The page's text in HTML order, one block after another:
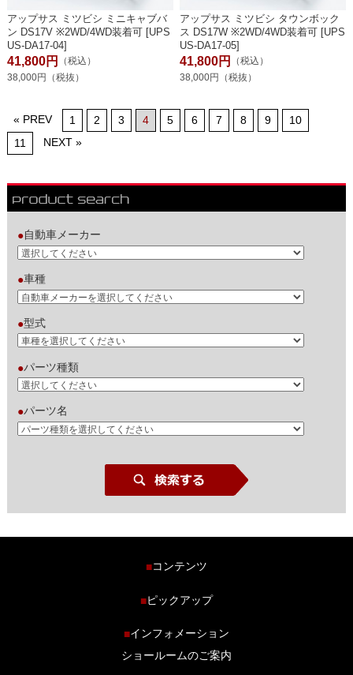
アップサス ミツビシ ミニキャブバ
ン DS17V ※2WD/4WD装着可 [UPS
US-DA17-04]
41,800円
（税込）
38,000円（税抜）
アップサス ミツビシ タウンボック
ス DS17W ※2WD/4WD装着可 [UPS
US-DA17-05]
41,800円
（税込）
38,000円（税抜）
« PREV 1 2 3 4 5 6 7 8 9
10
11
NEXT »
●自動車メーカー
●車種
●型式
●パーツ種類
●パーツ名
■コンテンツ
商品ラインナップ
ブログ
■ピックアップ
■インフォメーション
ショールームのご案内